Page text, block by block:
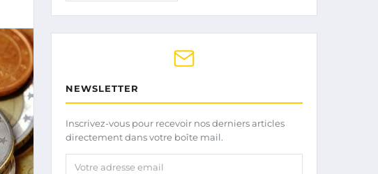
NEWSLETTER
Inscrivez-vous pour recevoir nos derniers articles
directement dans votre boîte mail.
Votre adresse email